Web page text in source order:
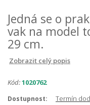
Jedná se o
vak na model
29 cm.
Zobrazit celý popis
Kód:1020762
Dostupnost: Termín